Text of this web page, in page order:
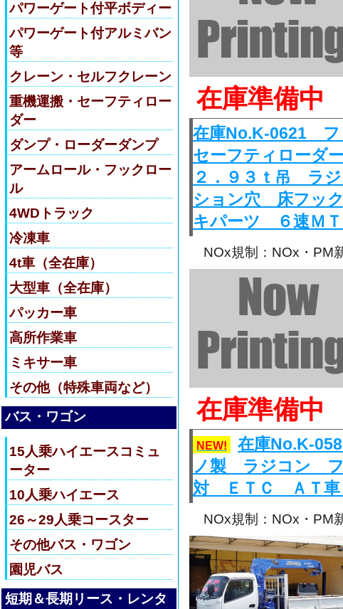
パワーゲート付平ボディー
パワーゲート付アルミバン
等
クレーン・セルフクレーン
重機運搬・セーフティロー
ダー
ダンプ・ローダーダンプ
アームロール・フックロー
ル
4WDトラック
冷凍車
4t車（全在庫）
大型車（全在庫）
パッカー車
高所作業車
ミキサー車
その他（特殊車両など）
バス・ワゴン
15人乗ハイエースコミュ
ーター
10人乗ハイエース
26～29人乗コースター
その他バス・ワゴン
園児バス
短期＆長期リース・レンタ
在庫準備中
在庫No.K-0621
セーフティロー
２．９３ｔ吊 ラ
ション穴 床フッ
キパーツ ６速ＭＴ
NOx規制：NOx・PM
在庫準備中
NEW!
在庫No.K-
ノ製 ラジコン フ
対 ＥＴＣ ＡＴ車
NOx規制：NOx・PM